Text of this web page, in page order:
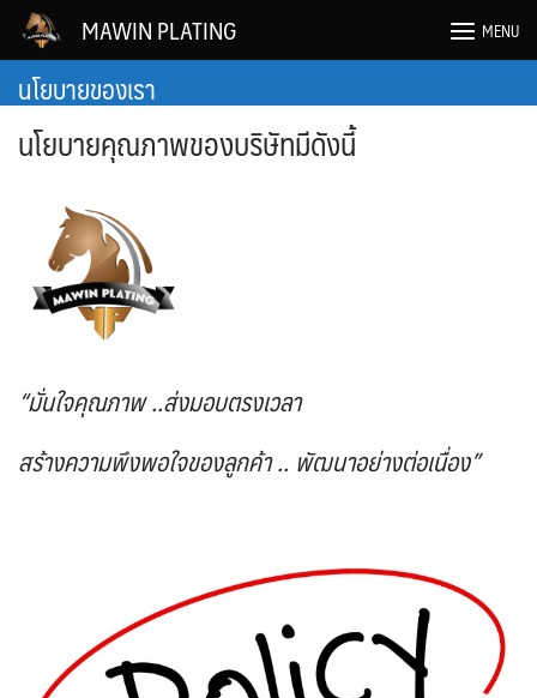
Skip
content
MAWIN PLATING MENU
นโยบายของเรา
นโยบายคุณภาพของบริษัทมีดังนี้
“มั่นใจคุณภาพ ..ส่งมอบตรงเวลา
สร้างความพึงพอใจของลูกค้า .. พัฒนาอย่างต่อเนื่อง”